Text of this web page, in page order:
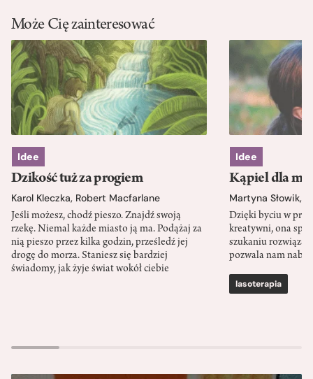
Może Cię zainteresować
Idee
Dzikość tuż za progiem
Karol Kleczka, Robert Macfarlane
Jeśli możesz, chodź pieszo. Znajdź swoją
rzekę. Niemal każde miasto ją ma. Podążaj za
nią pieszo przez kilka godzin, prześledź jej
drogę do morza. Staniesz się bardziej
świadomy, jak żyje świat wokół ciebie
Idee
Kąpiel dla
Martyna Słowik,
Dzięki byciu w
kreatywni, ona
szukaniu
pozwala nam
lasoterapia